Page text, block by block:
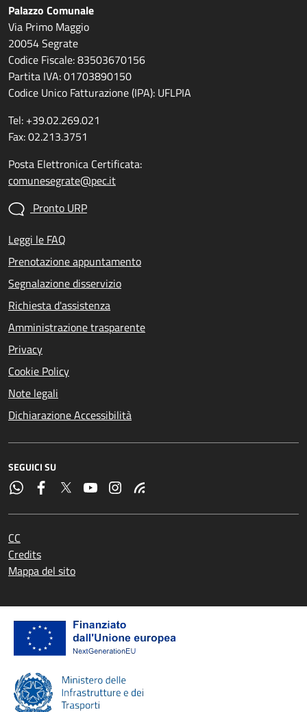
Palazzo Comunale
Via Primo Maggio
20054 Segrate
Codice Fiscale: 83503670156
Partita IVA: 01703890150
Codice Unico Fatturazione (IPA): UFLPIA
Tel: +39.02.269.021
Fax: 02.213.3751
Posta Elettronica Certificata:
comunesegrate@pec.it
Pronto URP
Leggi le FAQ
Prenotazione appuntamento
Segnalazione disservizio
Richiesta d'assistenza
Amministrazione trasparente
Privacy
Cookie Policy
Note legali
Dichiarazione Accessibilità
SEGUICI SU
CC
Credits
Mappa del sito